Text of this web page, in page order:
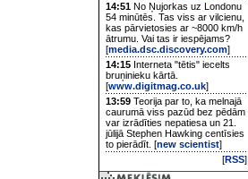
14:51 No Ņujorkas uz Londonu
54 minūtēs. Tas viss ar vilcienu,
kas pārvietosies ar ~8000 km/h
ātrumu. Vai tas ir iespējams?
[media.dsc.discovery.com]
14:15 Interneta "tētis" iecelts
bruņinieku kārtā.
[www.digitmag.co.uk]
13:59 Teorija par to, ka melnajā
caurumā viss pazūd bez pēdām
var izrādīties nepatiesa un 21.
jūlijā Stephen Hawking centīsies
to pierādīt. [new scientist]
[RSS]